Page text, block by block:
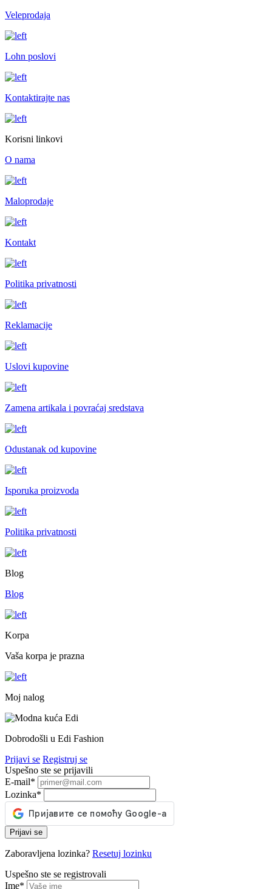
Veleprodaja
Lohn poslovi
Kontaktirajte nas
Korisni linkovi
O nama
Maloprodaje
Kontakt
Politika privatnosti
Reklamacije
Uslovi kupovine
Zamena artikala i povraćaj sredstava
Odustanak od kupovine
Isporuka proizvoda
Politika privatnosti
Blog
Blog
Korpa
Vaša korpa je prazna
Moj nalog
Dobrodošli u Edi Fashion
Prijavi se Registruj se
Uspešno ste se prijavili
E-mail*
Lozinka*
Prijavi se
Zaboravljena lozinka? Resetuj lozinku
Uspešno ste se registrovali
Ime*